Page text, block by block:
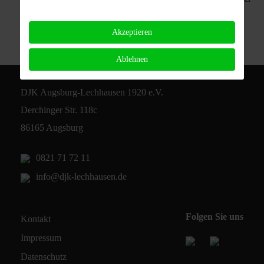
DJK Augsburg-Lechhausen 1920 e.V.
Derchinger Str. 118c
86165 Augsburg
0821 71 72 11
info@djk-lechhausen.de
Kontakt
Impressum
Datenschutz
Folgen Sie uns
Akzeptieren
Ablehnen